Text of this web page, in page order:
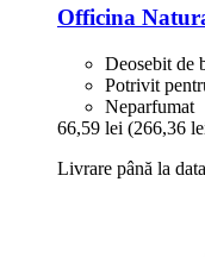
Officina
Deosebit de
Potrivit
Neparfumat
66,59 lei (266,36
Livrare până la